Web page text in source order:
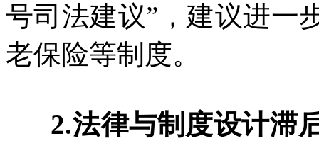
号司法建议”，建议进一
老保险等制度。
2.法律与制度设计滞